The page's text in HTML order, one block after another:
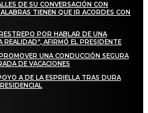
DE SU CONVERSACIÓN CON
TIENEN QUE IR ACORDES CON
POR HABLAR DE UNA
REALIDAD”, AFIRMÓ EL PRESIDENTE
UNA CONDUCCIÓN SEGURA
DE VACACIONES
A DE LA ESPRIELLA TRAS DURA